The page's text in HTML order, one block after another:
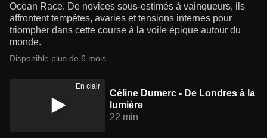
Ocean Race. De novices sous-estimés à vainqueurs, ils
affrontent tempêtes, avaries et tensions internes pour
triompher dans cette course à la voile épique autour du
monde.
Disponible plus de 6 mois
En clair
Céline Dumerc - De Londres à la
lumière
22 min